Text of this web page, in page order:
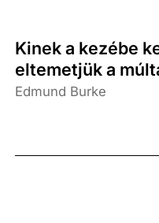
Kinek a kezébe
eltemetjük a
Edmund Burke